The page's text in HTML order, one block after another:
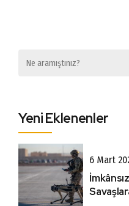
Yeni Eklenenler
6 Mart